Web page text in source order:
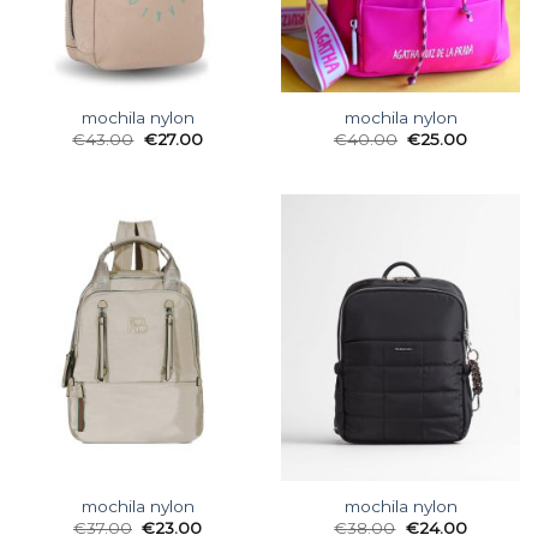
mochila nylon
€43.00 €27.00
mochila nylon
€40.00 €25.00
mochila nylon
€37.00 €23.00
mochila nylon
€38.00 €24.00